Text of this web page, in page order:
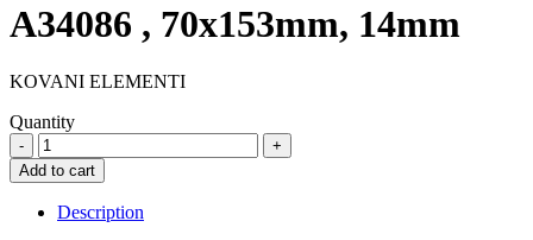
A34086 , 70x153mm, 14mm
KOVANI ELEMENTI
Quantity
A34086
,
70x153mm,
14mm
quantity
Add to cart
Description